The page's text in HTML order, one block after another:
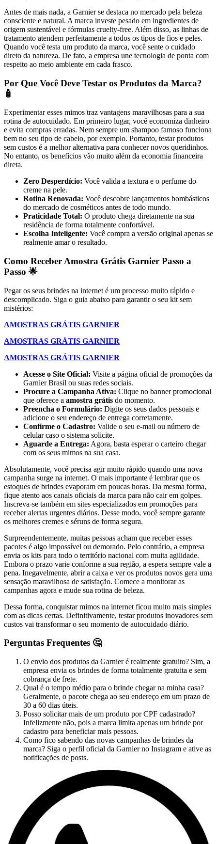
Antes de mais nada, a Garnier se destaca no mercado pela beleza
consciente e natural. A marca investe pesado em ingredientes de
origem sustentável e fórmulas cruelty-free. Além disso, as linhas de
tratamento atendem perfeitamente a todos os tipos de fios e peles.
Quando você testa um produto da marca, você sente o cuidado
direto da natureza. De fato, a empresa une tecnologia de ponta com
respeito ao meio ambiente em cada frasco.
Por Que Você Deve Testar os Produtos da Marca?
🧴
Experimentar esses mimos traz vantagens maravilhosas para a sua
rotina de autocuidado. Em primeiro lugar, você economiza dinheiro
e evita compras erradas. Nem sempre um shampoo famoso funciona
bem no seu tipo de cabelo, por exemplo. Portanto, testar produtos
sem custos é a melhor alternativa para conhecer novos queridinhos.
No entanto, os benefícios vão muito além da economia financeira
direta.
Zero Desperdício: Você valida a textura e o perfume do
creme na pele.
Rotina Renovada: Você descobre lançamentos bombásticos
do mercado de cosméticos antes de todo mundo.
Praticidade Total: O produto chega diretamente na sua
residência de forma totalmente confortável.
Escolha Inteligente: Você compra a versão original apenas se
realmente amar o resultado.
Como Receber Amostra Grátis Garnier Passo a
Passo 🌟
Pegar os seus brindes na internet é um processo muito rápido e
descomplicado. Siga o guia abaixo para garantir o seu kit sem
mistérios:
AMOSTRAS GRÁTIS GARNIER
AMOSTRAS GRÁTIS GARNIER
AMOSTRAS GRÁTIS GARNIER
Acesse o Site Oficial: Visite a página oficial de promoções da
Garnier Brasil ou suas redes sociais.
Procure a Campanha Ativa: Clique no banner promocional
que oferece a amostra grátis do momento.
Preencha o Formulário: Digite os seus dados pessoais e
adicione o seu endereço de entrega corretamente.
Confirme o Cadastro: Valide o seu e-mail ou número de
celular caso o sistema solicite.
Aguarde a Entrega: Agora, basta esperar o carteiro chegar
com os seus mimos na sua casa.
Absolutamente, você precisa agir muito rápido quando uma nova
campanha surge na internet. O mais importante é lembrar que os
estoques de brindes evaporam em poucas horas. Da mesma forma,
fique atento aos canais oficiais da marca para não cair em golpes.
Inscreva-se também em sites especializados em promoções para
receber alertas urgentes diários. Desse modo, você sempre garante
os melhores cremes e séruns de forma segura.
Surpreendentemente, muitas pessoas acham que receber esses
pacotes é algo impossível ou demorado. Pelo contrário, a empresa
envia os kits para todo o território nacional com muita agilidade.
Embora o prazo varie conforme a sua região, a espera sempre vale a
pena. Inegavelmente, abrir a caixa e ver os produtos novos gera uma
sensação maravilhosa de satisfação. Comece a monitorar as
campanhas agora e mude sua rotina de beleza.
Dessa forma, conquistar mimos na internet ficou muito mais simples
com as dicas certas. Definitivamente, testar produtos inovadores sem
custos vai transformar o seu momento de autocuidado diário.
Perguntas Frequentes 🤔
O envio dos produtos da Garnier é realmente gratuito? Sim, a
empresa envia os brindes de forma totalmente gratuita e sem
cobrança de frete.
Qual é o tempo médio para o brinde chegar na minha casa?
Geralmente, o pacote chega ao seu endereço em um prazo de
30 a 60 dias úteis.
Posso solicitar mais de um produto por CPF cadastrado?
Infelizmente não, pois a marca limita apenas um brinde por
cadastro para beneficiar mais pessoas.
Como fico sabendo das novas campanhas de brindes da
marca? Siga o perfil oficial da Garnier no Instagram e ative as
notificações de posts.